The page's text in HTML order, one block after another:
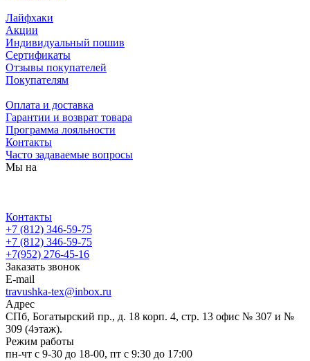
Лайфхаки
Акции
Индивидуальный пошив
Сертификаты
Отзывы покупателей
Покупателям
Оплата и доставка
Гарантии и возврат товара
Программа лояльности
Контакты
Часто задаваемые вопросы
Мы на
Контакты
+7 (812) 346-59-75
+7 (812) 346-59-75
+7(952) 276-45-16
Заказать звонок
E-mail
travushka-tex@inbox.ru
Адрес
СПб, Богатырский пр., д. 18 корп. 4, стр. 13 офис № 307 и №
309 (4этаж).
Режим работы
пн-чт с 9-30 до 18-00, пт с 9:30 до 17:00